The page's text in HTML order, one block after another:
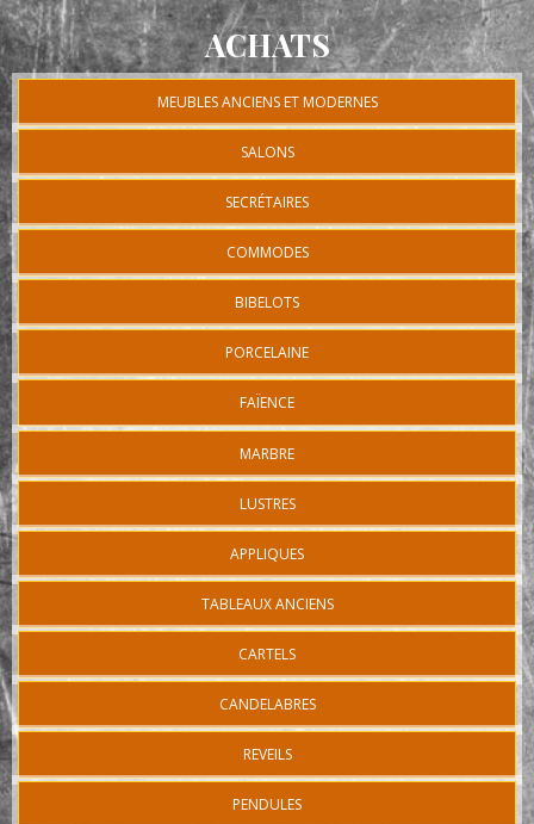
ACHATS
MEUBLES ANCIENS ET MODERNES
SALONS
SECRÉTAIRES
COMMODES
BIBELOTS
PORCELAINE
FAÏENCE
MARBRE
LUSTRES
APPLIQUES
TABLEAUX ANCIENS
CARTELS
CANDELABRES
REVEILS
PENDULES